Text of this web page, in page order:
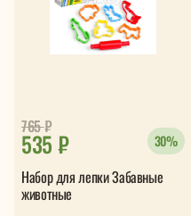
535 ₽
765₽
30%
Набор для лепки Забавные
животные